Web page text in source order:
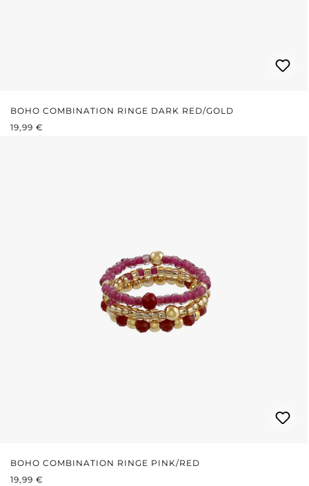
BOHO COMBINATION RINGE DARK RED/GOLD
REGULÄRER PREIS:
19,99 €
BOHO COMBINATION RINGE PINK/RED
REGULÄRER PREIS:
19,99 €